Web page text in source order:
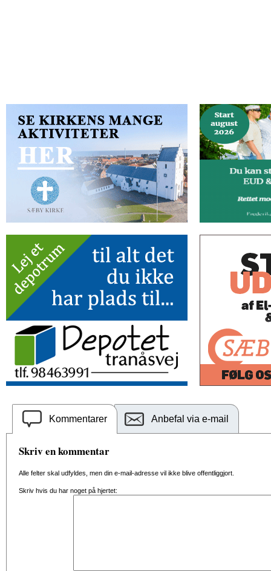
Kommentarer Anbefal via e-mail
Skriv en kommentar
Alle felter skal udfyldes, men din e-mail-adresse vil ikke blive offentliggjort.
Skriv hvis du har noget på hjertet: